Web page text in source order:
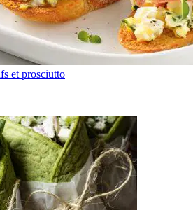
et prosciutto